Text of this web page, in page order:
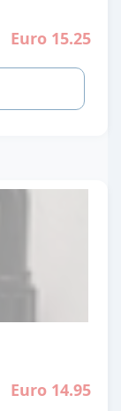
Euro 15.25
Euro 14.95